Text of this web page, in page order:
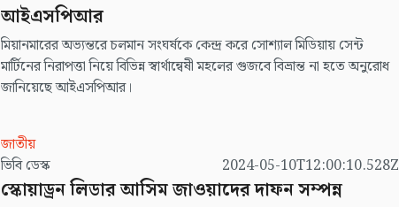
আইএসপিআর
মিয়ানমারের অভ্যন্তরে চলমান সংঘর্ষকে কেন্দ্র করে সোশ্যাল মিডিয়ায় সেন্ট
মার্টিনের নিরাপত্তা নিয়ে বিভিন্ন স্বার্থান্বেষী মহলের গুজবে বিভ্রান্ত না হতে অনুরোধ
জানিয়েছে আইএসপিআর।
জাতীয়
ভিবি ডেস্ক
2024-05-10T12:00:10.528Z
স্কোয়াড্রন লিডার আসিম জাওয়াদের দাফন সম্পন্ন